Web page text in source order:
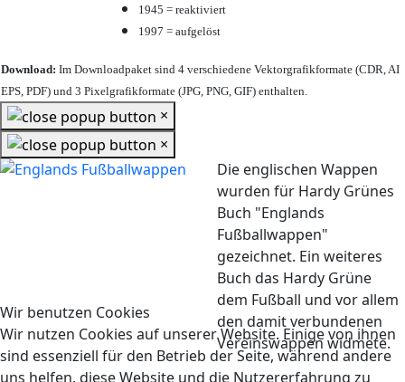
Wir benutzen Cookies
Wir nutzen Cookies auf unserer Website. Einige von ihnen
sind essenziell für den Betrieb der Seite, während andere
uns helfen, diese Website und die Nutzererfahrung zu
1945 = reaktiviert
1997 = aufgelöst
Download: Im Downloadpaket sind 4 verschiedene Vektorgrafikformate (CDR, AI
EPS, PDF) und 3 Pixelgrafikformate (JPG, PNG, GIF) enthalten.
×
×
Die englischen Wappen
wurden für Hardy Grünes
Buch "Englands
Fußballwappen"
gezeichnet. Ein weiteres
Buch das Hardy Grüne
dem Fußball und vor allem
den damit verbundenen
Vereinswappen widmete.